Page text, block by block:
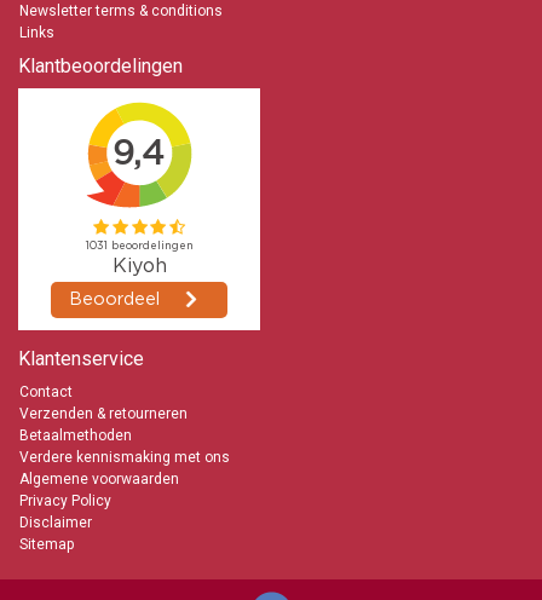
Newsletter terms & conditions
Links
Klantbeoordelingen
Klantenservice
Contact
Verzenden & retourneren
Betaalmethoden
Verdere kennismaking met ons
Algemene voorwaarden
Privacy Policy
Disclaimer
Sitemap